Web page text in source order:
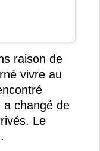
raison de
vivre au
a changé de
Le